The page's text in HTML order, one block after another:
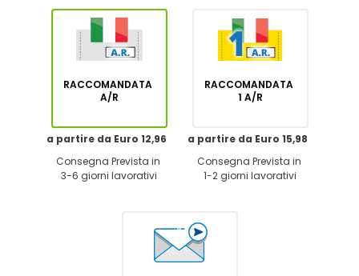
RACCOMANDATA
A/R
a partire da Euro 12,96
Consegna Prevista in
3-6 giorni lavorativi
RACCOMANDATA
1 A/R
a partire da Euro 15,98
Consegna Prevista in
1-2 giorni lavorativi